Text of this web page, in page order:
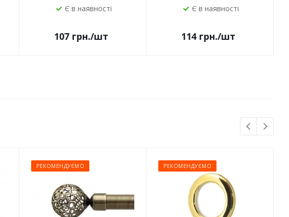
Є в наявності
107 грн./шт
Є в наявності
114 грн./шт
РЕКОМЕНДУЄМО РЕКОМЕНДУЄМО